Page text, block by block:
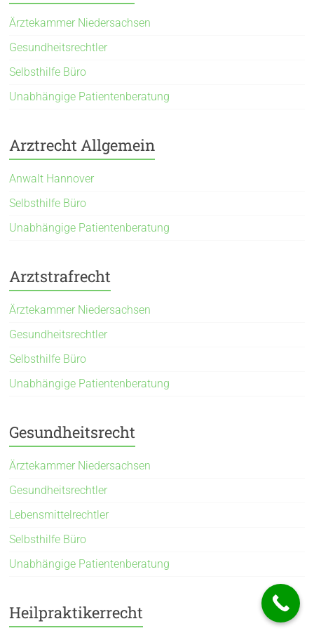
Ärztekammer Niedersachsen
Gesundheitsrechtler
Selbsthilfe Büro
Unabhängige Patientenberatung
Arztrecht Allgemein
Anwalt Hannover
Selbsthilfe Büro
Unabhängige Patientenberatung
Arztstrafrecht
Ärztekammer Niedersachsen
Gesundheitsrechtler
Selbsthilfe Büro
Unabhängige Patientenberatung
Gesundheitsrecht
Ärztekammer Niedersachsen
Gesundheitsrechtler
Lebensmittelrechtler
Selbsthilfe Büro
Unabhängige Patientenberatung
Heilpraktikerrecht